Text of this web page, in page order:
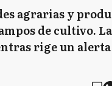
agrarias y
de cultivo.
rige un